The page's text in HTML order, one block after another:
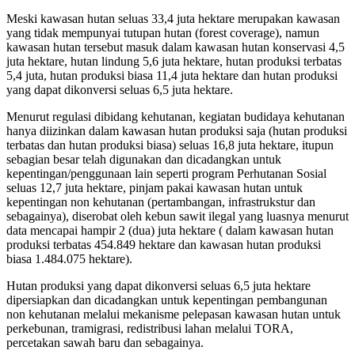
Meski kawasan hutan seluas 33,4 juta hektare merupakan kawasan
yang tidak mempunyai tutupan hutan (forest coverage), namun
kawasan hutan tersebut masuk dalam kawasan hutan konservasi 4,5
juta hektare, hutan lindung 5,6 juta hektare, hutan produksi terbatas
5,4 juta, hutan produksi biasa 11,4 juta hektare dan hutan produksi
yang dapat dikonversi seluas 6,5 juta hektare.
Menurut regulasi dibidang kehutanan, kegiatan budidaya kehutanan
hanya diizinkan dalam kawasan hutan produksi saja (hutan produksi
terbatas dan hutan produksi biasa) seluas 16,8 juta hektare, itupun
sebagian besar telah digunakan dan dicadangkan untuk
kepentingan/penggunaan lain seperti program Perhutanan Sosial
seluas 12,7 juta hektare, pinjam pakai kawasan hutan untuk
kepentingan non kehutanan (pertambangan, infrastrukstur dan
sebagainya), diserobat oleh kebun sawit ilegal yang luasnya menurut
data mencapai hampir 2 (dua) juta hektare ( dalam kawasan hutan
produksi terbatas 454.849 hektare dan kawasan hutan produksi
biasa 1.484.075 hektare).
Hutan produksi yang dapat dikonversi seluas 6,5 juta hektare
dipersiapkan dan dicadangkan untuk kepentingan pembangunan
non kehutanan melalui mekanisme pelepasan kawasan hutan untuk
perkebunan, tramigrasi, redistribusi lahan melalui TORA,
percetakan sawah baru dan sebagainya.